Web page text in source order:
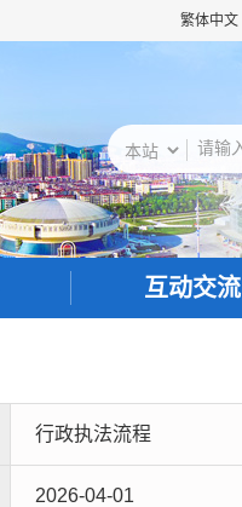
繁体中文
互动交流
行政执法流程
2026-04-01